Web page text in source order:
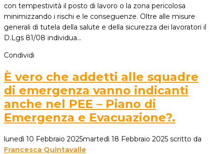
con tempestività il posto di lavoro o la zona pericolosa
minimizzando i rischi e le conseguenze. Oltre alle misure
generali di tutela della salute e della sicurezza dei lavoratori il
D.Lgs 81/08 individua…
Condividi
È vero che addetti alle squadre
di emergenza vanno indicanti
anche nel PEE – Piano di
Emergenza e Evacuazione?.
lunedì 10 Febbraio 2025martedì 18 Febbraio 2025 scritto da
Francesca Quintavalle